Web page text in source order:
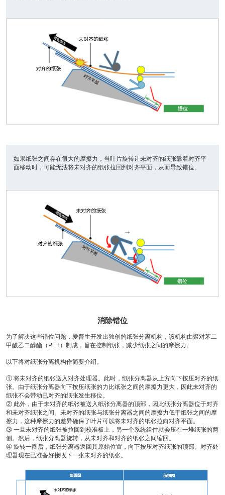
如果纸张之间存在很大的摩擦力，当叶片旋转让未对齐的纸张靠着对齐平
面移动时，可能无法将未对齐的纸张拉回到对齐平面，从而导致错位。
消除错位
为了解决这些错位问题，爱普生开发出独创的纸张分离机构，该机构由聚对苯二
甲酸乙二醇酯（PET）制成，旨在控制纸张，减少纸张之间的摩擦力。
以下将对纸张分离机构作简要介绍。
① 将未对齐的纸张送入对齐处理器。此时，纸张分离器从上方向下按压对齐的纸
张。由于纸张分离器向下按压纸张的力比纸张之间的摩擦力更大，因此未对齐的
纸张不会带动已对齐的纸张发生移位。
② 此外，由于未对齐的纸张被送入纸张分离器的顶部，因此纸张分离器位于对齐
和未对齐纸张之间。未对齐的纸张与纸张分离器之间的摩擦力低于纸张之间的摩
擦力，这种摩擦力的差异确保了叶片可以将未对齐的纸张拉向对齐平面。
③ 一旦未对齐的纸张被拉回到校准板上，另一个系统组件就会压在一堆纸张的两
侧。然后，纸张分离器旋转，从未对齐和对齐的纸张之间缩回。
④ 旋转一圈后，纸张分离器返回其原始位置，向下按压对齐纸张的顶部。对齐处
理器现在已准备好接收下一张未对齐的纸张。